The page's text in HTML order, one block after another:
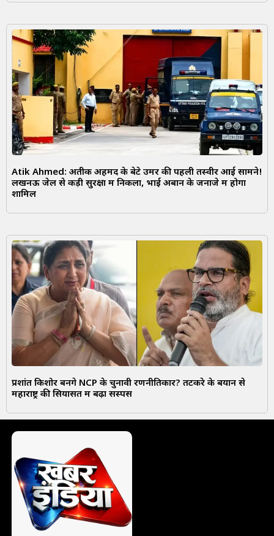
Atik Ahmed: अतीक अहमद के बेटे उमर की पहली तस्वीर आई सामने!
लखनऊ जेल से कड़ी सुरक्षा में निकला, भाई अबान के जनाजे में होगा
शामिल
प्रशांत किशोर बनेंगे NCP के चुनावी रणनीतिकार? तटकरे के बयान से
महाराष्ट्र की सियासत में बढ़ा सस्पेंस